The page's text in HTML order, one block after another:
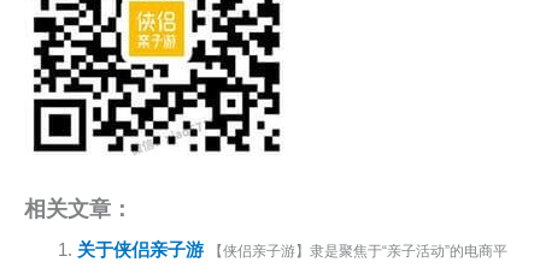
相关文章：
关于侠侣亲子游 【侠侣亲子游】隶是聚焦于“亲子活动”的电商平